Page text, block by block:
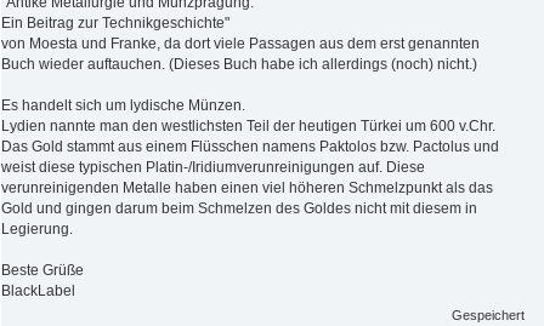
Ein Beitrag zur Technikgeschichte"
von Moesta und Franke, da dort viele Passagen aus dem erst genannten
Buch wieder auftauchen. (Dieses Buch habe ich allerdings (noch) nicht.)
Es handelt sich um lydische Münzen.
Lydien nannte man den westlichsten Teil der heutigen Türkei um 600 v.Chr.
Das Gold stammt aus einem Flüsschen namens Paktolos bzw. Pactolus und
weist diese typischen Platin-/Iridiumverunreinigungen auf. Diese
verunreinigenden Metalle haben einen viel höheren Schmelzpunkt als das
Gold und gingen darum beim Schmelzen des Goldes nicht mit diesem in
Legierung.
Beste Grüße
BlackLabel
Gespeichert